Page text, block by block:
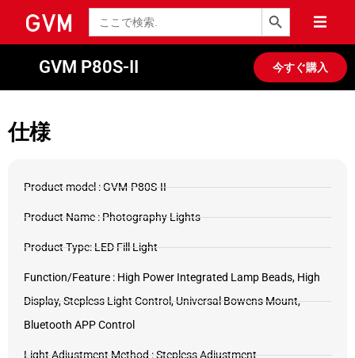
検
索
検索ボタン
GVM P80S-II 今すぐ購入
仕様
Product model : GVM-P80S-II
Product Name : Photography Lights
Product Type: LED Fill Light
Function/Feature : High Power Integrated Lamp Beads, High
Display, Stepless Light Control, Universal Bowens Mount,
Bluetooth APP Control
Light Adjustment Method : Stepless Adjustment